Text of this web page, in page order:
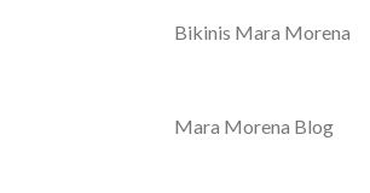
Bikinis Mara Morena
Mara Morena Blog